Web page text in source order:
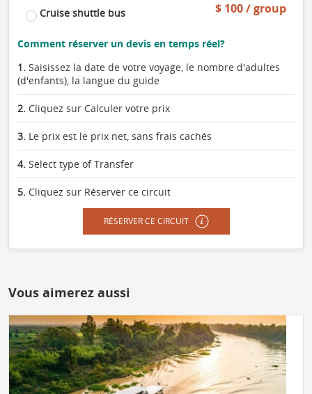
Cruise shuttle bus $ 100 / group
Comment réserver un devis en temps réel?
1. Saisissez la date de votre voyage, le nombre d'adultes
(d'enfants), la langue du guide
2. Cliquez sur Calculer votre prix
3. Le prix est le prix net, sans frais cachés
4. Select type of Transfer
5. Cliquez sur Réserver ce circuit
RÉSERVER CE CIRCUIT
Vous aimerez aussi